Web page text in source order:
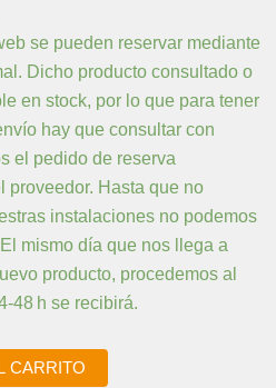
se pueden reservar mediante
Dicho producto consultado o
en stock, por lo que para tener
hay que consultar con
el pedido de reserva
proveedor. Hasta que no
instalaciones no podemos
mismo día que nos llega a
producto, procedemos al
48 h se recibirá.
CARRITO